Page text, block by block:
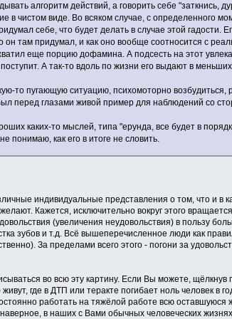
алгоритм действий, а говорить себе "заткнись,
в чистом виде. Во всяком случае, с определенного
себе, что будет делать в случае этой гадости.
там придумал, и как оно вообще соотносится с
еще порцию дофамина. А подсесть на этот
А так-то вдоль по жизни его выдают в
то пугающую ситуацию, психомоторно
перед глазами живой пример для наблюдений со
каких-то мыслей, типа "ерунда, все будет в
понимаю, как его в итоге не словить.
индивидуальные представления о том, что и в
Кажется, исключительно вокруг этого
(увеличения неудовольствия) в пользу
зубов и т.д. Всё вышеперечисленное люди как
За пределами всего этого - погони за
во всю эту картину. Если Вы можете, щёлкнув
где в ДТП или теракте погибает ноль человек в
работать на тяжёлой работе всю
в наших с Вами обычных человеческих